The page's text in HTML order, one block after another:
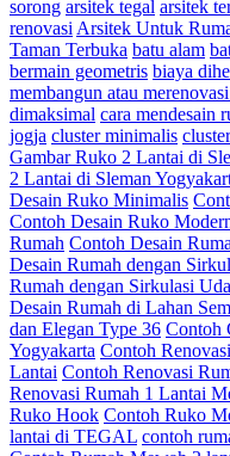
sorong arsitek tegal arsitek
renovasi Arsitek Untuk
Taman Terbuka batu alam
bermain geometris biaya
membangun atau
dimaksimal cara mendesain
jogja cluster minimalis
Gambar Ruko 2 Lantai di
2 Lantai di Sleman
Desain Ruko Minimalis
Contoh Desain Ruko
Rumah Contoh Desain
Desain Rumah dengan
Rumah dengan Sirkulasi
Desain Rumah di Lahan
dan Elegan Type 36 Contoh
Yogyakarta Contoh
Lantai Contoh Renovasi
Renovasi Rumah 1 Lantai
Ruko Hook Contoh Ruko
lantai di TEGAL contoh